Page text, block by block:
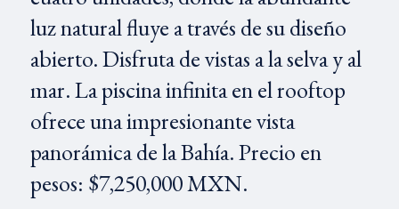
luz natural fluye a través de su diseño
abierto. Disfruta de vistas a la selva y al
mar. La piscina infinita en el rooftop
ofrece una impresionante vista
panorámica de la Bahía. Precio en
pesos: $7,250,000 MXN.